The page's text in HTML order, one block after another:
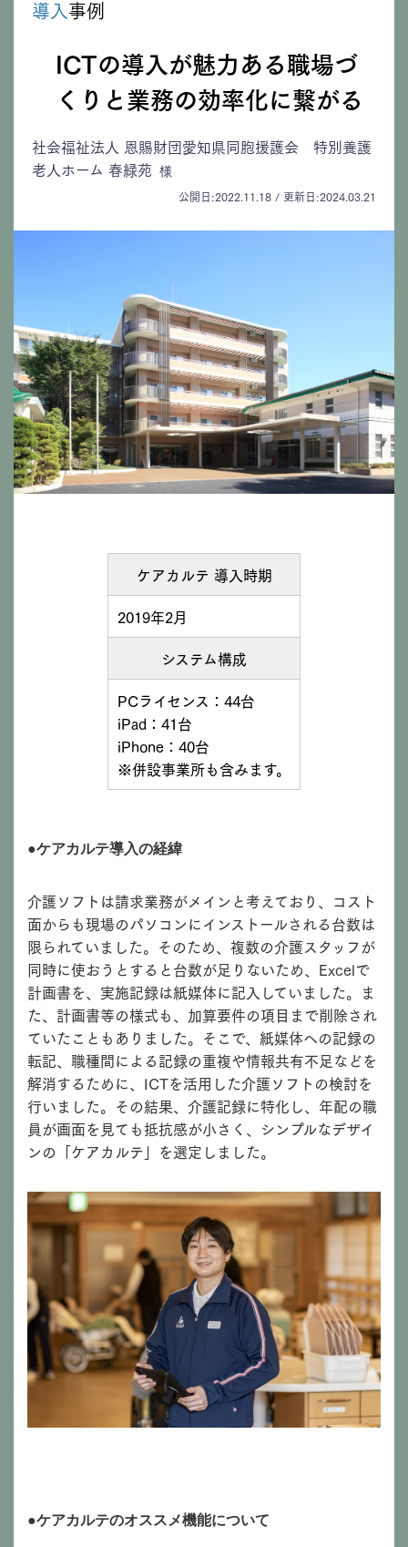
導入事例
ICTの導入が魅力ある職場づ
くりと業務の効率化に繋がる
社会福祉法人 恩賜財団愛知県同胞援護会 特別養護
老人ホーム 春緑苑 様
公開日:2022.11.18 / 更新日:2024.03.21
ケアカルテ 導入時期
2019年2月
システム構成
PCライセンス：44台
iPad：41台
iPhone：40台
※併設事業所も含みます。
●ケアカルテ導入の経緯
介護ソフトは請求業務がメインと考えており、コスト
面からも現場のパソコンにインストールされる台数は
限られていました。そのため、複数の介護スタッフが
同時に使おうとすると台数が足りないため、Excelで
計画書を、実施記録は紙媒体に記入していました。ま
た、計画書等の様式も、加算要件の項目まで削除され
ていたこともありました。そこで、紙媒体への記録の
転記、職種間による記録の重複や情報共有不足などを
解消するために、ICTを活用した介護ソフトの検討を
行いました。その結果、介護記録に特化し、年配の職
員が画面を見ても抵抗感が小さく、シンプルなデザイ
ンの「ケアカルテ」を選定しました。
●ケアカルテのオススメ機能について